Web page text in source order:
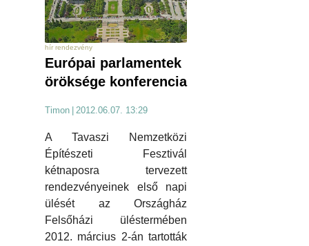
hír rendezvény
Európai parlamentek
öröksége konferencia
Timon 2012.06.07. 13:29
A Tavaszi Nemzetközi
Építészeti Fesztivál
kétnaposra tervezett
rendezvényeinek első napi
ülését az Országház
Felsőházi üléstermében
2012. március 2-án tartották